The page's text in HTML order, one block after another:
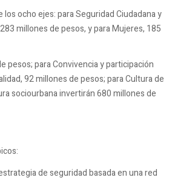
ocho ejes: para Seguridad Ciudadana y
millones de pesos, y para Mujeres, 185
pesos; para Convivencia y participación
92 millones de pesos; para Cultura de
sociourbana invertirán 680 millones de
de seguridad basada en una red